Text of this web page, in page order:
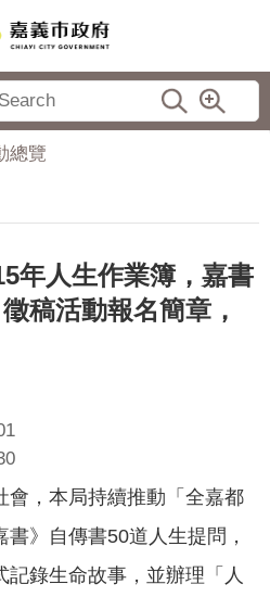
總覽
年人生作業簿，嘉書
稿活動報名簡章，
會，本局持續推動「全嘉都
》自傳書50道人生提問，
錄生命故事，並辦理「人